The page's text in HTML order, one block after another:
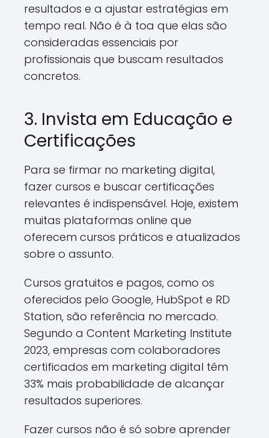
resultados e a ajustar estratégias em
tempo real. Não é à toa que elas são
consideradas essenciais por
profissionais que buscam resultados
concretos.
3. Invista em Educação e
Certificações
Para se firmar no marketing digital,
fazer cursos e buscar certificações
relevantes é indispensável. Hoje, existem
muitas plataformas online que
oferecem cursos práticos e atualizados
sobre o assunto.
Cursos gratuitos e pagos, como os
oferecidos pelo Google, HubSpot e RD
Station, são referência no mercado.
Segundo a Content Marketing Institute
2023, empresas com colaboradores
certificados em marketing digital têm
33% mais probabilidade de alcançar
resultados superiores.
Fazer cursos não é só sobre aprender